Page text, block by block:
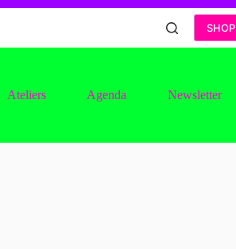
SHOP
Ateliers Agenda Newsletter